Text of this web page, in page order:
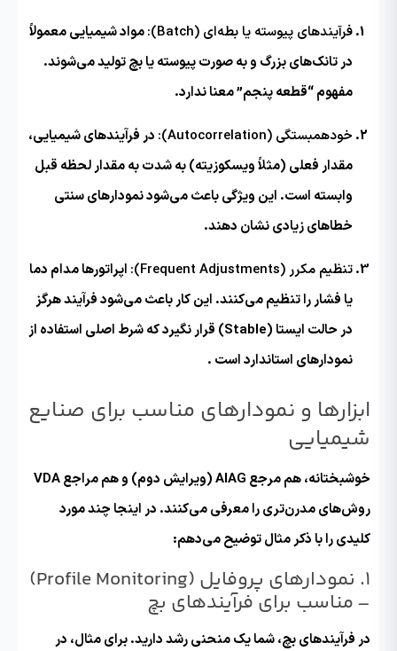
فرآیندهای پیوسته یا بطه‌ای (Batch):
مواد شیمیایی معمولاً
در تانک‌های بزرگ و به صورت پیوسته یا بچ تولید می‌شوند.
مفهوم “قطعه پنجم” معنا ندارد.
خودهمبستگی (Autocorrelation):
در فرآیندهای شیمیایی،
مقدار فعلی (مثلاً ویسکوزیته) به شدت به مقدار لحظه قبل
وابسته است. این ویژگی باعث می‌شود نمودارهای سنتی
خطاهای زیادی نشان دهند.
تنظیم مکرر (Frequent Adjustments):
اپراتورها مدام دما
یا فشار را تنظیم می‌کنند. این کار باعث می‌شود فرآیند هرگز
در حالت ایستا (Stable) قرار نگیرد که شرط اصلی استفاده از
نمودارهای استاندارد است .
ابزارها و نمودارهای مناسب برای صنایع
شیمیایی
خوشبختانه، هم مرجع AIAG (ویرایش دوم) و هم مراجع VDA
روش‌های مدرن‌تری را معرفی می‌کنند. در اینجا چند مورد
کلیدی را با ذکر مثال توضیح می‌دهم:
۱. نمودارهای پروفایل (Profile Monitoring)
–مناسب برای فرآیندهای بچ
در فرآیندهای بچ، شما یک منحنی رشد دارید. برای مثال، در